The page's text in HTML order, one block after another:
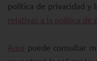
política de privacidad y
relativas a la política de
Aquí puede consultar